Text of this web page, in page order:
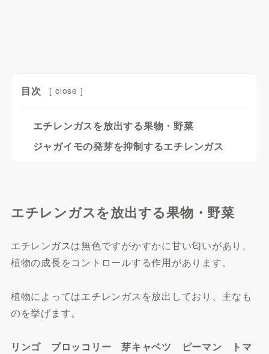
目次 [ close ]
エチレンガスを放出する果物・野菜
ジャガイモの発芽を抑制するエチレンガス
エチレンガスを放出する果物・野菜
エチレンガスは無色ですがかすかに甘い匂いがあり、
植物の成長をコントロールする作用があります。
植物によってはエチレンガスを放出しており、主なも
のを挙げます。
リンゴ ブロッコリー 芽キャベツ ピーマン トマ